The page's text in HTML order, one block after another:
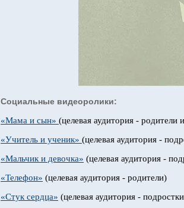
Социальные видеоролики:
«Мама и сын» (целевая аудитория - родители
«Учитель и ученик» (целевая аудитория -
«Мальчик и девочка» (целевая аудитория -
«Телефон» (целевая аудитория - родители)
«Стук сердца» (целевая аудитория -